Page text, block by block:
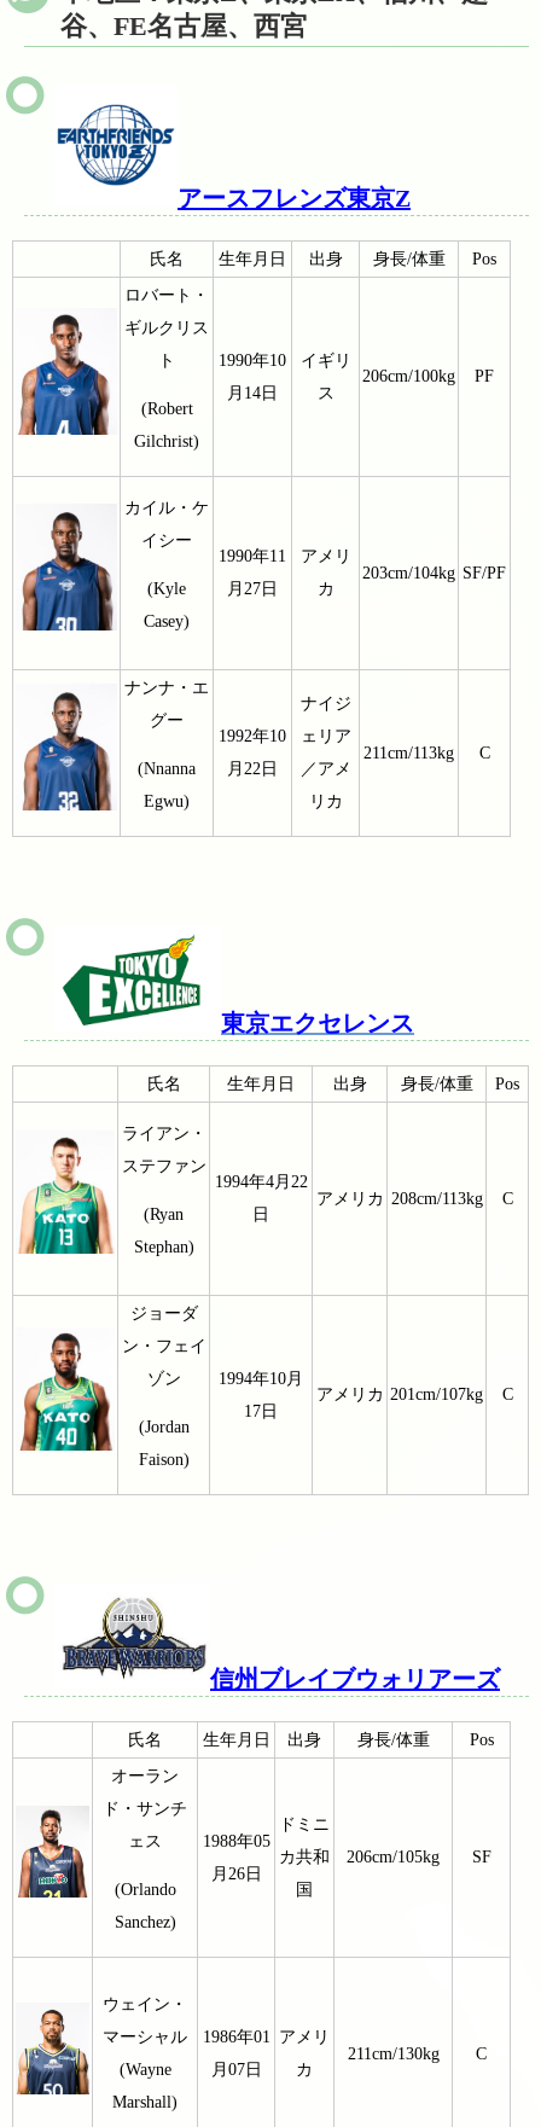
谷、FE名古屋、西宮
アースフレンズ東京Z
氏名 生年月日 出身 身長/体重
Pos
ロバート・
ギルクリス
ト
(Robert
Gilchrist)
1990年10
月14日
イギリ
ス
206cm/100kg PF
カイル・ケ
イシー
(Kyle
Casey)
1990年11
月27日
アメリ
カ
203cm/104kg SF/PF
ナンナ・エ
グー
(Nnanna
Egwu)
1992年10
月22日
ナイジ
ェリア
／アメ
リカ
211cm/113kg C
東京エクセレンス
氏名 生年月日 出身 身長/体重 Pos
ライアン・
ステファン
(Ryan
Stephan)
1994年4月22
日
アメリカ 208cm/113kg C
ジョーダ
ン・フェイ
ゾン
(Jordan
Faison)
1994年10月
17日
アメリカ 201cm/107kg C
信州ブレイブウォリアーズ
氏名 生年月日 出身 身長/体重
Pos
オーラン
ド・サンチ
ェス
(Orlando
Sanchez)
1988年05
月26日
ドミニ
カ共和
国
206cm/105kg SF
ウェイン・
マーシャル
(Wayne
Marshall)
1986年01
月07日
アメリ
カ
211cm/130kg C